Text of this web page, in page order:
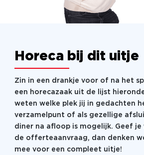
Horeca bij dit uitje
Zin in een drankje voor of na het
een horecazaak uit de lijst
weten welke plek jij in gedachten
verzamelpunt of als gezellige
diner na afloop is mogelijk. Geef je
de offerteaanvraag, dan denken
mee voor een compleet uitje!